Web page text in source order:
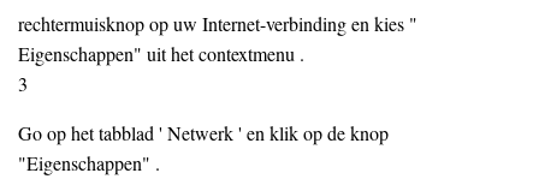
rechtermuisknop op uw Internet-verbinding en kies "
Eigenschappen" uit het contextmenu .
3
Go op het tabblad ' Netwerk ' en klik op de knop
"Eigenschappen" .